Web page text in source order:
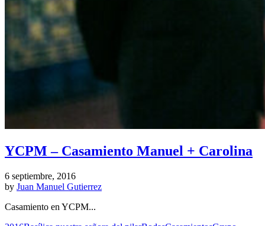
YCPM – Casamiento Manuel + Carolina
6 septiembre, 2016
by Juan Manuel Gutierrez
Casamiento en YCPM...